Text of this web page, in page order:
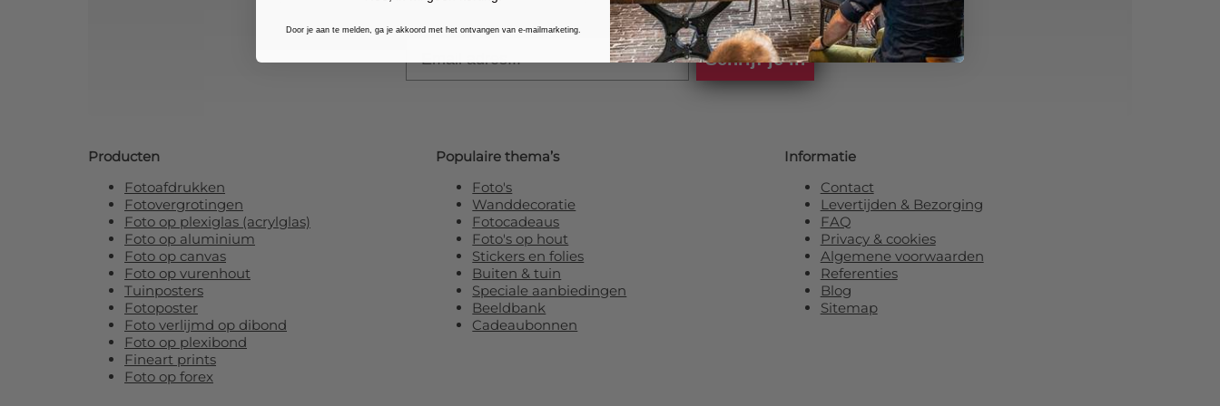
Schrijf je in
Producten
Fotoafdrukken
Fotovergrotingen
Foto op plexiglas (acrylglas)
Foto op aluminium
Foto op canvas
Foto op vurenhout
Tuinposters
Fotoposter
Foto verlijmd op dibond
Foto op plexibond
Fineart prints
Foto op forex
Populaire thema’s
Foto's
Wanddecoratie
Fotocadeaus
Foto's op hout
Stickers en folies
Buiten & tuin
Speciale aanbiedingen
Beeldbank
Cadeaubonnen
Informatie
Contact
Levertijden & Bezorging
FAQ
Privacy & cookies
Algemene voorwaarden
Referenties
Blog
Sitemap
Door je aan te melden, ga je akkoord met het ontvangen van e-mailmarketing.